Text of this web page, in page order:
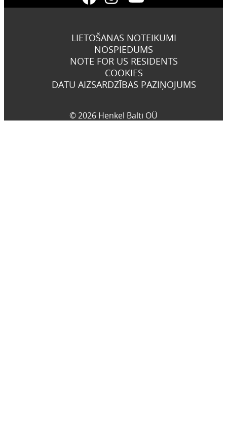
LIETOŠANAS NOTEIKUMI
NOSPIEDUMS
NOTE FOR US RESIDENTS
COOKIES
DATU AIZSARDZĪBAS PAZIŅOJUMS
© 2026 Henkel Balti OÜ